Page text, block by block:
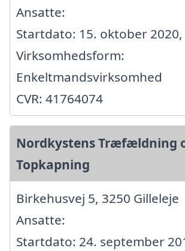
Ansatte:
Startdato: 15. oktober 2020,
Virksomhedsform:
Enkeltmandsvirksomhed
CVR: 41764074
Nordkystens Træfældning
Topkapning
Birkehusvej 5, 3250 Gilleleje
Ansatte:
Startdato: 24. september